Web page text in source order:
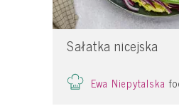
Sałatka nicejska
Ewa Niepytalska